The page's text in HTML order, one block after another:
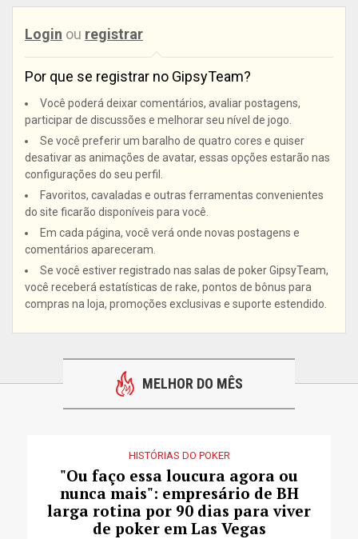
Login ou registrar
Por que se registrar no GipsyTeam?
Você poderá deixar comentários, avaliar postagens,
participar de discussões e melhorar seu nível de jogo.
Se você preferir um baralho de quatro cores e quiser
desativar as animações de avatar, essas opções estarão nas
configurações do seu perfil.
Favoritos, cavaladas e outras ferramentas convenientes
do site ficarão disponíveis para você.
Em cada página, você verá onde novas postagens e
comentários apareceram.
Se você estiver registrado nas salas de poker GipsyTeam,
você receberá estatísticas de rake, pontos de bônus para
compras na loja, promoções exclusivas e suporte estendido.
MELHOR DO MÊS
HISTÓRIAS DO POKER
"Ou faço essa loucura agora ou
nunca mais": empresário de BH
larga rotina por 90 dias para viver
de poker em Las Vegas